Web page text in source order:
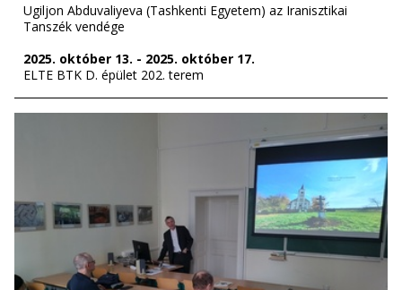
Ugiljon Abduvaliyeva (Tashkenti Egyetem) az Iranisztikai
Tanszék vendége
2025. október 13. - 2025. október 17.
ELTE BTK D. épület 202. terem